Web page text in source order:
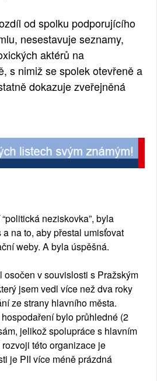
od spolku podporujícího
nesestavuje seznamy,
aktérů na
s nimiž se spolek otevřeně a
dokazuje zveřejněná
neziskovka”, byla
na to, aby přestal umisťovat
weby. A byla úspěšná.
osočen v souvislosti s Pražským
jsem vedl více než dva roky
ze strany hlavního města.
bylo průhledné (2
jelikož spolupráce s hlavním
této organizace je
je PII více méně prázdná